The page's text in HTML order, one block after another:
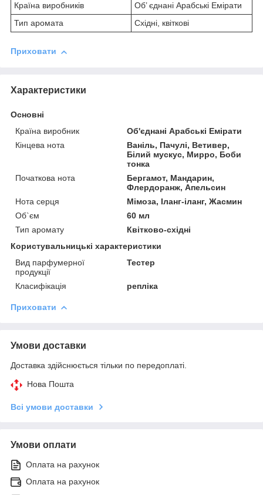
Країна виробників
Об’ єднані Арабські Емірати
Тип аромата
Східні, квіткові
Приховати
Характеристики
Основні
Країна виробник
Об'єднані Арабські Емірати
Кінцева нота
Ваніль, Пачулі, Ветивер,
Білий мускус, Мирро, Боби
тонка
Початкова нота
Бергамот, Мандарин,
Флердоранж, Апельсин
Нота серця
Мімоза, Іланг-іланг, Жасмин
Об`єм
60 мл
Тип аромату
Квітково-східні
Користувальницькі характеристики
Вид парфумерної
продукції
Тестер
Класифікація репліка
Приховати
Умови доставки
Доставка здійснюється тільки по передоплаті.
Нова Пошта
Всі умови доставки
Умови оплати
Оплата на рахунок
Оплата на рахунок